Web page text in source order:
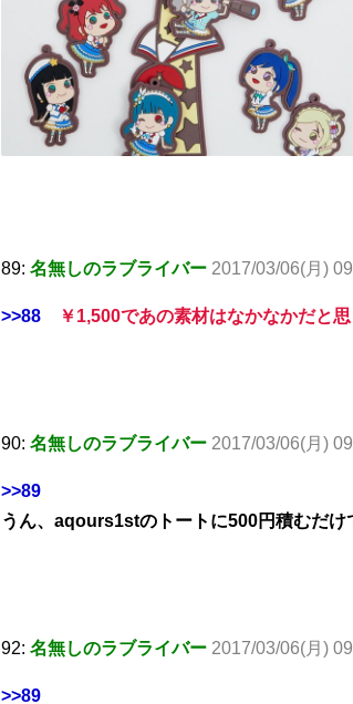
89: 名無しのラブライバー 2017/03/06(月)
>>88 ￥1,500であの素材はなかなかだと
90: 名無しのラブライバー 2017/03/06(月)
>>89
うん、aqours1stのトートに500円積むだけ
92: 名無しのラブライバー 2017/03/06(月)
>>89